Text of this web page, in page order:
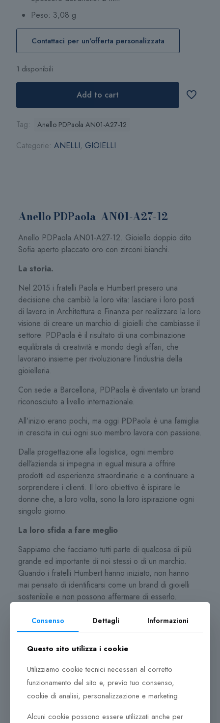
Peso: 3,08 g
Contattaci per un'offerta personalizzata
1 disponibili
Add to cart
Tag: Anello PDPaola AN01-A27-12
Categorie: ANELLI, GIOIELLI
Anello PDPaola AN01-A27-12
Anello PDPaola AN01-A27-12. Gioiello doppio dito
Sofia aperto placcato oro con zirconi bianchi.
La storia.
Nel 2015 i fratelli Paola e Humbert presero una
decisione che cambiò la loro vita: lasciare i loro posti
di lavoro in Architettura e Finanza per realizzare la loro
visione di creare un marchio di gioielli che cambiasse il
settore. PDPaola è il risultato di una combinazione
equilibrata di creatività e mondo degli affari, che
lavorano insieme per rivoluzionare l’industria della
gioielleria.
Con sede a Barcellona, ​​PDPaola è diventato un brand
riconosciuto a livello internazionale.
All’inizio erano pochi, ma oggi PDPaola è una famiglia
in crescita in cui ogni suo membro lavora con passione.
Dalla progettazione alla logistica, ogni membro
dell’azienda si impegna in egual misura a offrire
prodotti ed esperienze straordinarie e a continuare a
sorprendere i clienti. Il loro obiettivo è ispirare le
donne che, a loro volta, sono la loro ispirazione ogni
singolo giorno.
La loro sfida a fare meglio
Sappiamo che facciamo tutti parte di qualcosa di più
grande ed importante di noi stessi o di un marchio.
Quando i fratelli Humbert hanno iniziato, non hanno
mai pensato di identificarsi come un brand di gioielli
sostenibile e non possono affermare di esserlo.
sociale sia la via da seguire.
sulla Sostenibilità” perché volevano avere uno spazio
dedicato al loro viaggio e in cui condividere sia i loro
progressi che le loro carenze, e mostrare che il loro
impegno è reale.
passi da fare per diventare una migliore versione di noi
Consenso Dettagli Informazioni
Questo sito utilizza i cookie
Utilizziamo cookie tecnici necessari al corretto
funzionamento del sito e, previo tuo consenso,
cookie di analisi, personalizzazione e marketing.
Alcuni cookie possono essere utilizzati anche per